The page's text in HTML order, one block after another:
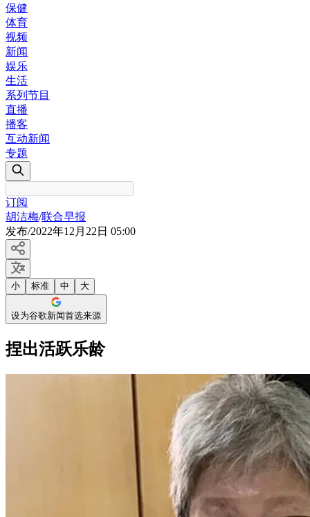
保健
体育
视频
新闻
娱乐
生活
系列节目
直播
播客
互动新闻
专题
订阅
胡洁梅/联合早报
发布/2022年12月22日 05:00
小 标准 中 大
设为谷歌新闻首选来源
捏出活跃乐龄